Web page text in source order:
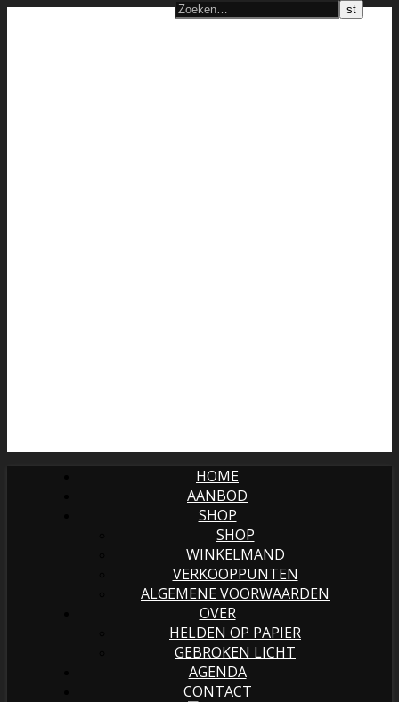
HOME
AANBOD
SHOP
SHOP
WINKELMAND
VERKOOPPUNTEN
ALGEMENE VOORWAARDEN
OVER
HELDEN OP PAPIER
GEBROKEN LICHT
AGENDA
CONTACT